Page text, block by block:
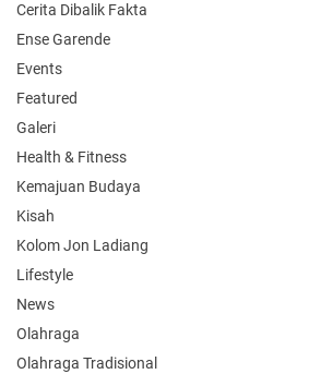
Cerita Dibalik Fakta
Ense Garende
Events
Featured
Galeri
Health & Fitness
Kemajuan Budaya
Kisah
Kolom Jon Ladiang
Lifestyle
News
Olahraga
Olahraga Tradisional